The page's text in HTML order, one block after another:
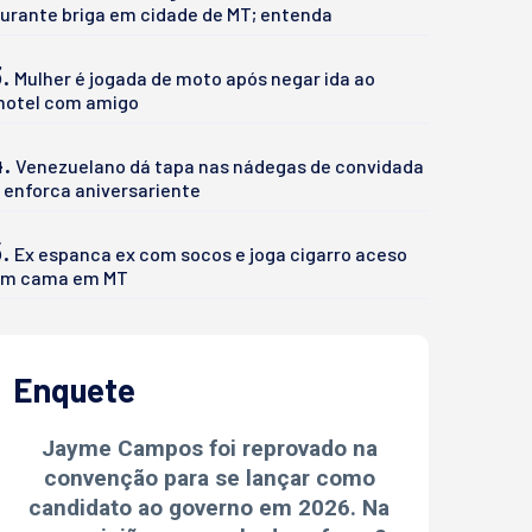
briga em cidade de MT; entenda
Mulher é jogada de moto após negar ida ao
com amigo
Venezuelano dá tapa nas nádegas de convidada
enforca aniversariente
Ex espanca ex com socos e joga cigarro aceso
cama em MT
Enquete
Jayme Campos foi reprovado na
convenção para se lançar como
candidato ao governo em 2026. Na